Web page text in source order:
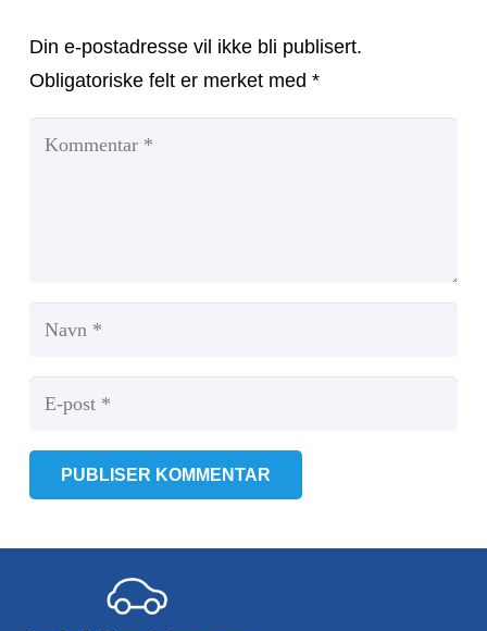
Din e-postadresse vil ikke bli publisert.
Obligatoriske felt er merket med *
PUBLISER KOMMENTAR